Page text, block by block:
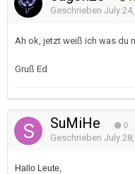
Geschrieben July
Ah ok, jetzt weiß ich was du
Gruß Ed
SuMiHe 0
Geschrieben July
Hallo Leute,